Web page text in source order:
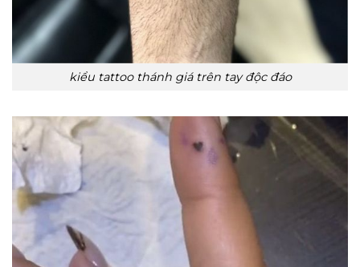
kiểu tattoo thánh giá trên tay độc đáo